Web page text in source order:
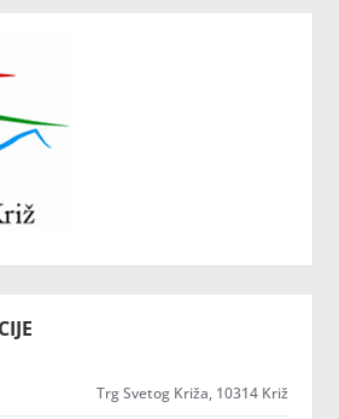
Trg Svetog Križa, 10314 Križ